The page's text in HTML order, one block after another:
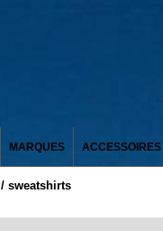
MARQUES ACCESSOIRES
sweatshirts